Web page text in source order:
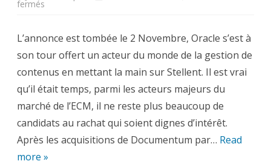
fermés
L’annonce est tombée le 2 Novembre, Oracle s’est à
son tour offert un acteur du monde de la gestion de
contenus en mettant la main sur Stellent. Il est vrai
qu’il était temps, parmi les acteurs majeurs du
marché de l’ECM, il ne reste plus beaucoup de
candidats au rachat qui soient dignes d’intérêt.
Après les acquisitions de Documentum par… Read
more »